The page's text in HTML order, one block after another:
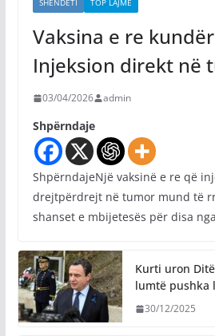
SHËNDETI TOP LAJME
Vaksina e re
Injeksion direkt në
03/04/2026 admin
Shpërndaje
ShpërndajeNjë vaksinë e re që
drejtpërdrejt në tumor mund të
shanset e mbijetesës për disa
Kurti uron
lumtë pushka
30/12/2025